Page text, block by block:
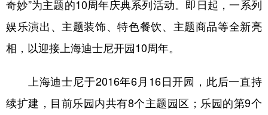
奇妙”为主题的10周年庆典系列活动。即日起，一系列
娱乐演出、主题装饰、特色餐饮、主题商品等全新亮
相，以迎接上海迪士尼开园10周年。
上海迪士尼于2016年6月16日开园，此后一直持
续扩建，目前乐园内共有8个主题园区；乐园的第9个